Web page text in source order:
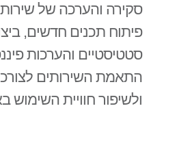
סקירה והערכה של
פיתוח תכנים חדשים,
סטטיסטיים והערכות
התאמת השירותים
ולשיפור חוויית השימוש